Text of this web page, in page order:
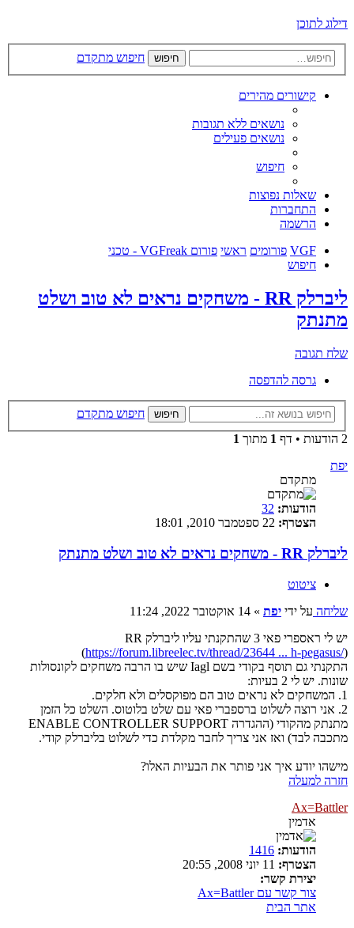
דילוג לתוכן
חיפוש חיפוש מתקדם
קישורים מהירים
נושאים ללא תגובות
נושאים פעילים
חיפוש
שאלות נפוצות
התחברות
הרשמה
VGF פורומים ראשי פורום VGFreak - טכני
חיפוש
ליברלק RR - משחקים נראים לא טוב ושלט
מתנתק
שלח תגובה
גרסה להדפסה
חיפוש
חיפוש מתקדם
2 הודעות • דף
1 מתוך 1
יפת
מתקדם
הודעות: 32
הצטרף:
ליברלק RR - משחקים נראים לא טוב ושלט מתנתק
ציטוט
שליחה על ידי יפת » 14 אוקטובר 2022, 11:24
יש לי ראספרי פאי 3 שהתקנתי עליו ליברלק RR
(https://forum.libreelec.tv/thread/23644 ... h-pegasus/)
התקנתי גם תוסף בקודי בשם Iagl שיש בו הרבה משחקים לקונסולות
שונות. יש לי 2 בעיות:
1. המשחקים לא נראים טוב הם מפוקסלים ולא חלקים.
2. אני רוצה לשלוט ברספברי פאי עם שלט בלוטוס. השלט כל הזמן
מתנתק מהקודי (ההגדרה ENABLE CONTROLLER SUPPORT
מתכבה לבד) ואז אני צריך לחבר מקלדת כדי לשלוט בליברלק קודי.
מישהו יודע איך אני פותר את הבעיות האלו?
חזרה למעלה
Ax=Battler
אדמין
הודעות: 1416
הצטרף:
יצירת קשר:
צור קשר עם Ax=Battler
אתר הבית